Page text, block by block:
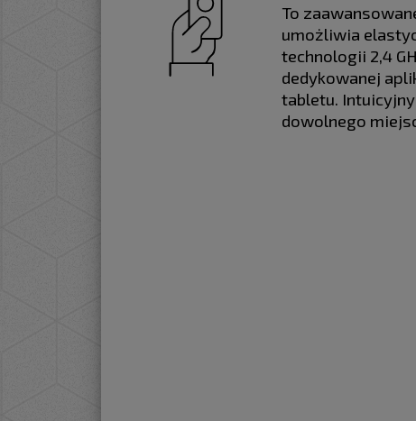
To
umożliwia
technologii 2,4
dedykowanej
tabletu.
dowolnego